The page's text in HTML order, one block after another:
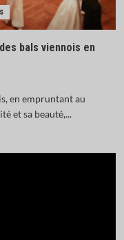
bals viennois en
en empruntant au
et sa beauté,...